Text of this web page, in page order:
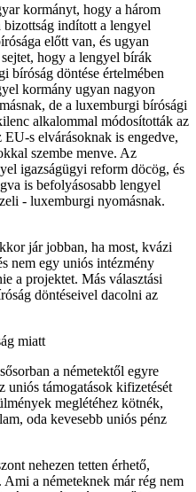
kormányt, hogy a három
bizottság indított a lengyel
előtt van, és ugyan
hogy a lengyel bírák
bíróság döntése értelmében
kormány ugyan nagyon
de a luxemburgi bírósági
alkalommal módosították az
EU-s elvárásoknak is engedve,
szembe menve. Az
igazságügyi reform döcög, és
is befolyásosabb lengyel
- luxemburgi nyomásnak.
jár jobban, ha most, kvázi
nem egy uniós intézmény
a projektet. Más választási
döntéseivel dacolni az
miatt
a németektől egyre
uniós támogatások kifizetését
meglétéhez kötnék,
oda kevesebb uniós pénz
nehezen tetten érhető,
a németeknek már rég nem